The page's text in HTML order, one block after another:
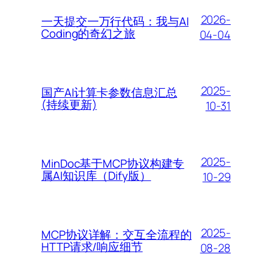
一天提交一万行代码：我与AI
Coding的奇幻之旅
2026-
04-04
国产AI计算卡参数信息汇总
(持续更新)
2025-
10-31
MinDoc基于MCP协议构建专
属AI知识库（Dify版）
2025-
10-29
MCP协议详解：交互全流程的
HTTP请求/响应细节
2025-
08-28